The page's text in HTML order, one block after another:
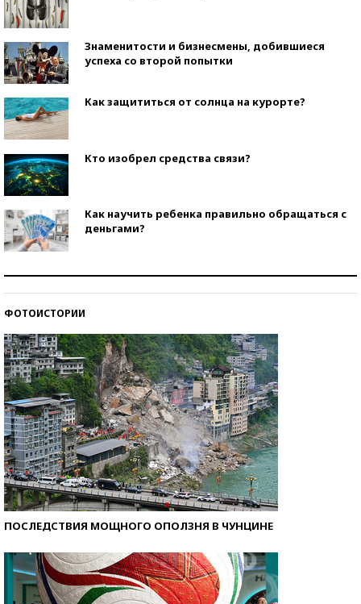
Знаменитости и бизнесмены, добившиеся
успеха со второй попытки
Как защититься от солнца на курорте?
Кто изобрел средства связи?
Как научить ребенка правильно обращаться с
деньгами?
ФОТОИСТОРИИ
ПОСЛЕДСТВИЯ МОЩНОГО ОПОЛЗНЯ В ЧУНЦИНЕ